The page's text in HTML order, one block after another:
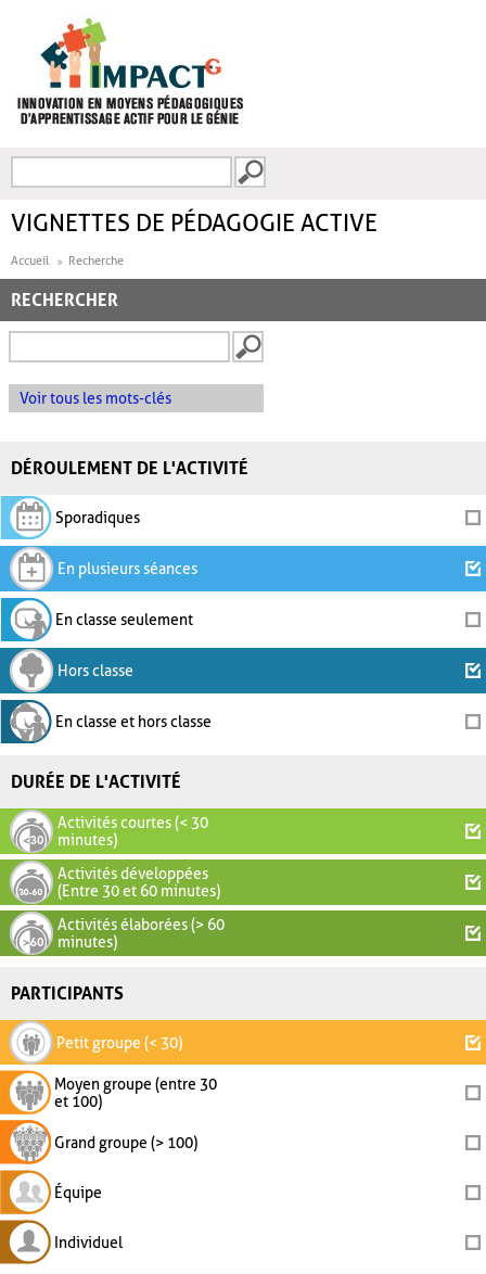
FORMULAIRE DE
VIGNETTES DE PÉDAGOGIE ACTIVE
Accueil Recherche
RECHERCHER
Voir tous les mots-clés
DÉROULEMENT DE L'ACTIVITÉ
Sporadiques
En plusieurs séances
En classe seulement
Hors classe
En classe et hors classe
DURÉE DE L'ACTIVITÉ
Activités courtes (< 30
minutes)
Activités développées
(Entre 30 et 60 minutes)
Activités élaborées (> 60
minutes)
PARTICIPANTS
Petit groupe (< 30)
Moyen groupe (entre 30
et 100)
Grand groupe (> 100)
Équipe
Individuel